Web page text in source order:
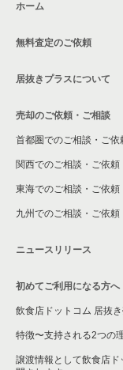
東京23区のカラオ
覧
東京23区の専門料
東京23区の洋食の
東京23区のその他
台東区のお弁当・
台東区のカラオケ
台東区の専門料理
台東区の和食の居
台東区の洋食の居
馬喰町駅の20坪以
東京23区の20坪以
ホーム
無料査定のご依頼
居抜きプラスについて
売却のご依頼・ご相談
首都圏でのご相談・ご依
関西でのご相談・ご依頼
東海でのご相談・ご依頼
九州でのご相談・ご依頼
ニュースリリース
初めてご利用になる方へ
飲食店ドットコム 居抜
特徴〜支持される2つの
譲渡情報として飲食店ド